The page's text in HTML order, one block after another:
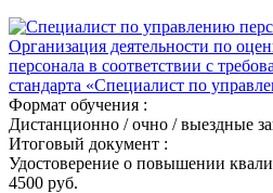
Организация деятельности по
персонала в соответствии с
стандарта «Специалист по
Формат обучения :
Дистанционно / очно / выездные
Итоговый документ :
Удостоверение о повышении
4500 руб.